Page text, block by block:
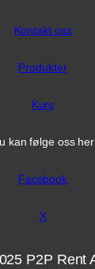
Kontakt oss
Produkter
Kurs
kan følge oss her
Facebook
X
P2P Rent